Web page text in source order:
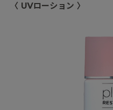
〈 UVローション 〉